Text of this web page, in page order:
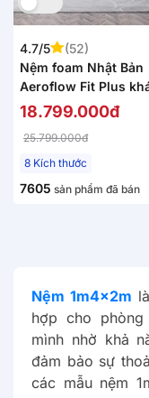
4.7/5
(52)
Nệm foam Nhật Bản
Aeroflow Fit Plus
khuẩn dày 20cm
18.799.000đ
25.799.000đ
8 Kích thước
7605 sản phẩm đã bán
Nệm 1m4x2m là
hợp cho
mình nhờ khả
đảm bảo sự
các mẫu nệm